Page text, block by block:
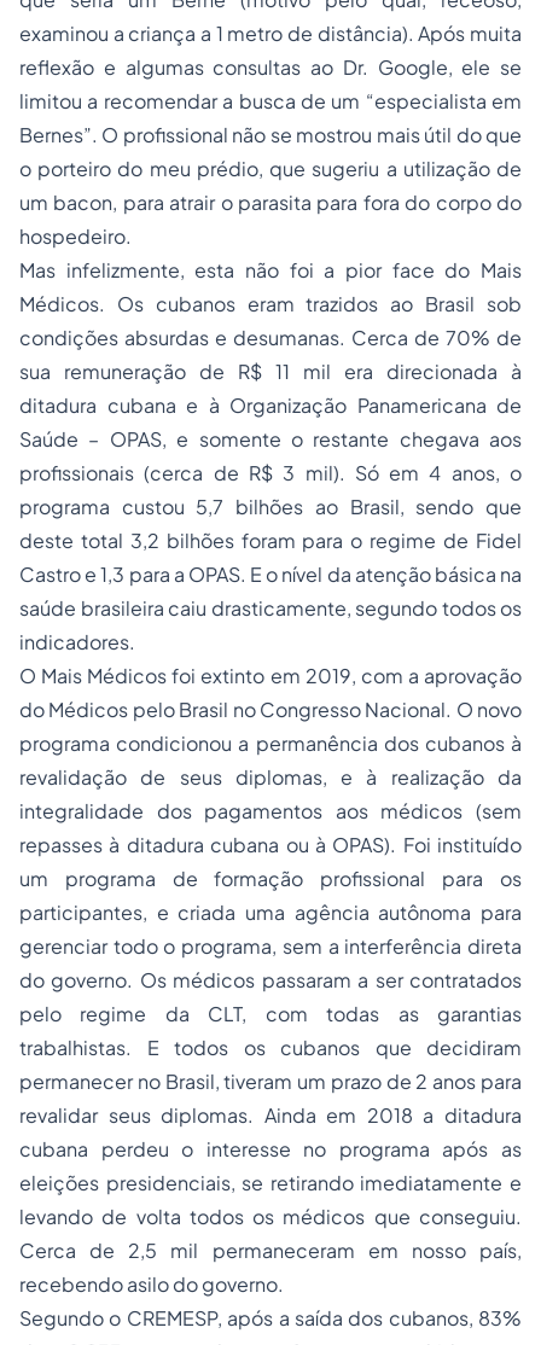
examinou a criança a 1 metro de distância). Após muita
reflexão e algumas consultas ao Dr. Google, ele se
limitou a recomendar a busca de um “especialista em
Bernes”. O profissional não se mostrou mais útil do que
o porteiro do meu prédio, que sugeriu a utilização de
um bacon, para atrair o parasita para fora do corpo do
hospedeiro.
Mas infelizmente, esta não foi a pior face do Mais
Médicos. Os cubanos eram trazidos ao Brasil sob
condições absurdas e desumanas. Cerca de 70% de
sua remuneração de R$ 11 mil era direcionada à
ditadura cubana e à Organização Panamericana de
Saúde – OPAS, e somente o restante chegava aos
profissionais (cerca de R$ 3 mil). Só em 4 anos, o
programa custou 5,7 bilhões ao Brasil, sendo que
deste total 3,2 bilhões foram para o regime de Fidel
Castro e 1,3 para a OPAS. E o nível da atenção básica na
saúde brasileira caiu drasticamente, segundo todos os
indicadores.
O Mais Médicos foi extinto em 2019, com a aprovação
do Médicos pelo Brasil no Congresso Nacional. O novo
programa condicionou a permanência dos cubanos à
revalidação de seus diplomas, e à realização da
integralidade dos pagamentos aos médicos (sem
repasses à ditadura cubana ou à OPAS). Foi instituído
um programa de formação profissional para os
participantes, e criada uma agência autônoma para
gerenciar todo o programa, sem a interferência direta
do governo. Os médicos passaram a ser contratados
pelo regime da CLT, com todas as garantias
trabalhistas. E todos os cubanos que decidiram
permanecer no Brasil, tiveram um prazo de 2 anos para
revalidar seus diplomas. Ainda em 2018 a ditadura
cubana perdeu o interesse no programa após as
eleições presidenciais, se retirando imediatamente e
levando de volta todos os médicos que conseguiu.
Cerca de 2,5 mil permaneceram em nosso país,
recebendo asilo do governo.
Segundo o CREMESP, após a saída dos cubanos, 83%